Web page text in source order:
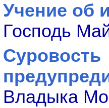
Учение об
Господь
Владыка